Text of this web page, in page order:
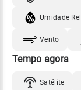
Umidade
Vento
Tempo agora
Satélite